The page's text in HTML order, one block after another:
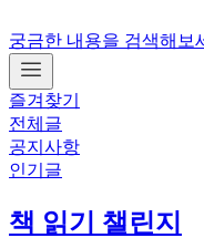
궁금한 내용을 검색해보
즐겨찾기
전체글
공지사항
인기글
책 읽기 챌린지